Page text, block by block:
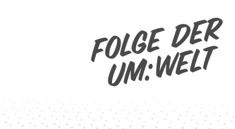
Folge der
um:welt